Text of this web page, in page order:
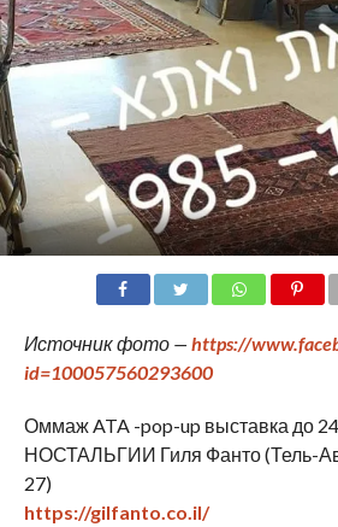
Источник фото — https://
id=100057560293600
Оммаж ATA -pop-up выставка до
НОСТАЛЬГИИ Гиля Фанто (Тель-
27)
https://gilfanto.co.il/